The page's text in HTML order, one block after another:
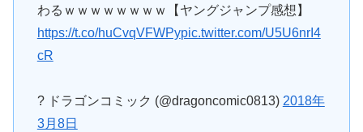
わるｗｗｗｗｗｗｗｗ【ヤングジャンプ感想】
https://t.co/huCvqVFWPypic.twitter.com/U5U6nrI4
cR
? ドラゴンコミック (@dragoncomic0813) 2018年
3月8日